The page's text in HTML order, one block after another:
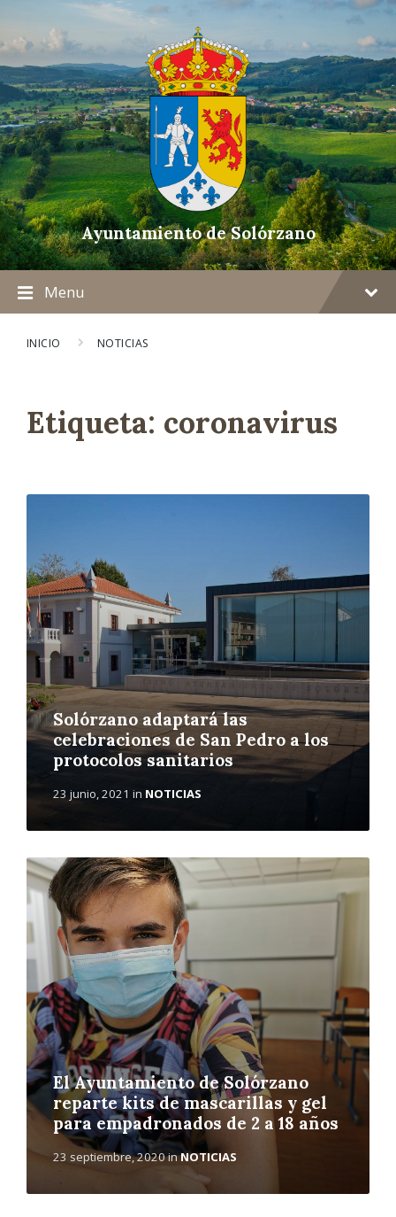
Ayuntamiento de Solórzano
Menu
INICIO NOTICIAS
Etiqueta: coronavirus
Solórzano adaptará las
celebraciones de San Pedro a los
protocolos sanitarios
23 junio, 2021 in NOTICIAS
L
m
á
s
El Ayuntamiento de Solórzano
reparte kits de mascarillas y gel
para empadronados de 2 a 18 años
23 septiembre, 2020inNOTICIAS
L
e
e
r
m
á